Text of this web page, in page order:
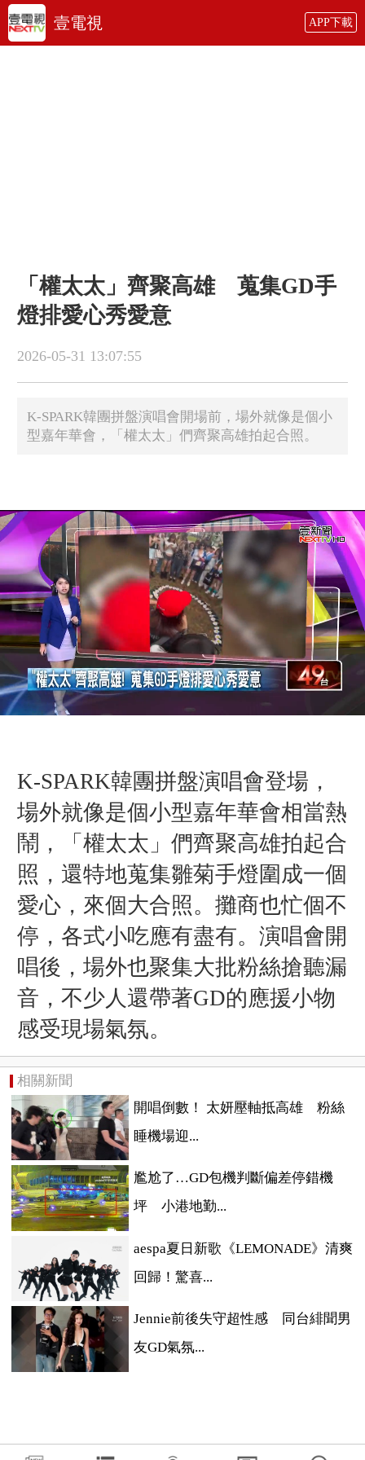
壹電視 APP下載
「權太太」齊聚高雄 蒐集GD手
燈排愛心秀愛意
2026-05-31 13:07:55
K-SPARK韓團拼盤演唱會開場前，場外就像是個小
型嘉年華會，「權太太」們齊聚高雄拍起合照。
K-SPARK韓團拼盤演唱會登場，
場外就像是個小型嘉年華會相當熱
鬧，「權太太」們齊聚高雄拍起合
照，還特地蒐集雛菊手燈圍成一個
愛心， 來個大合照 。 攤商也忙個不
停，各式小吃應有盡有。 演唱會開
唱後，場外也聚集大批粉絲搶聽漏
音，不少人還帶著GD的應援小物
感受現場氣氛。
相關新聞
開唱倒數！ 太妍壓軸抵高雄 粉絲
睡機場迎...
尷尬了…GD包機判斷偏差停錯機
坪 小港地勤...
aespa夏日新歌《LEMONADE》清爽
回歸！驚喜...
Jennie前後失守超性感 同台緋聞男
友GD氣氛...